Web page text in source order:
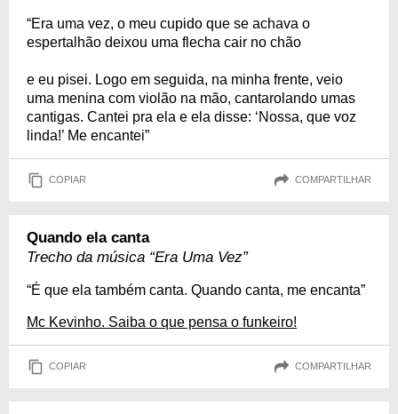
“Era uma vez, o meu cupido que se achava o
espertalhão deixou uma flecha cair no chão
e eu pisei. Logo em seguida, na minha frente, veio
uma menina com violão na mão, cantarolando umas
cantigas. Cantei pra ela e ela disse: ‘Nossa, que voz
linda!’ Me encantei”
COPIAR COMPARTILHAR
Quando ela canta
Trecho da música “Era Uma Vez”
“É que ela também canta. Quando canta, me encanta”
Mc Kevinho. Saiba o que pensa o funkeiro!
COPIAR COMPARTILHAR